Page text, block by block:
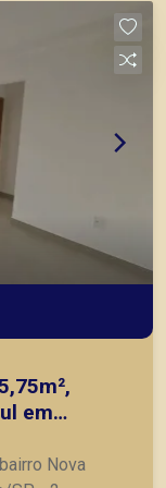
em
Nova